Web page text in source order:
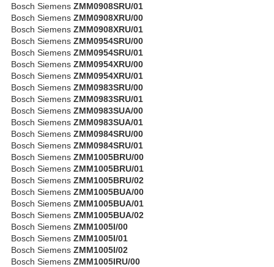
Bosch Siemens ZMM0908SRU/01
Bosch Siemens ZMM0908XRU/00
Bosch Siemens ZMM0908XRU/01
Bosch Siemens ZMM0954SRU/00
Bosch Siemens ZMM0954SRU/01
Bosch Siemens ZMM0954XRU/00
Bosch Siemens ZMM0954XRU/01
Bosch Siemens ZMM0983SRU/00
Bosch Siemens ZMM0983SRU/01
Bosch Siemens ZMM0983SUA/00
Bosch Siemens ZMM0983SUA/01
Bosch Siemens ZMM0984SRU/00
Bosch Siemens ZMM0984SRU/01
Bosch Siemens ZMM1005BRU/00
Bosch Siemens ZMM1005BRU/01
Bosch Siemens ZMM1005BRU/02
Bosch Siemens ZMM1005BUA/00
Bosch Siemens ZMM1005BUA/01
Bosch Siemens ZMM1005BUA/02
Bosch Siemens ZMM1005I/00
Bosch Siemens ZMM1005I/01
Bosch Siemens ZMM1005I/02
Bosch Siemens ZMM1005IRU/00